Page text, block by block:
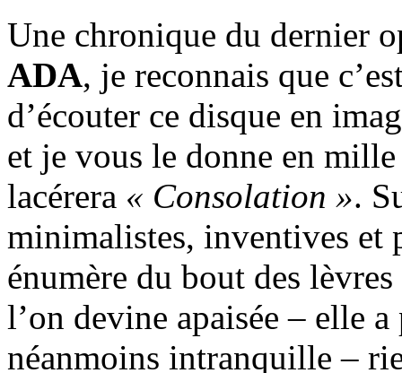
Une chronique du dernier
ADA, je reconnais que
d’écouter ce disque en
et je vous le donne en
lacérera « Consolation ».
minimalistes, inventives et
énumère du bout des
l’on devine apaisée – elle
néanmoins intranquille –